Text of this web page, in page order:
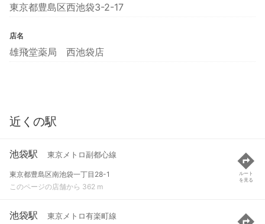
東京都豊島区西池袋3-2-17
店名
雄飛堂薬局 西池袋店
近くの駅
池袋駅 東京メトロ副都心線
東京都豊島区南池袋一丁目28-1
このページの店舗から 362 m
ルート
を見る
池袋駅 東京メトロ有楽町線